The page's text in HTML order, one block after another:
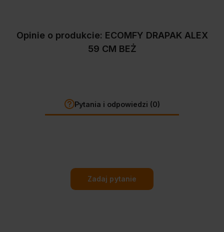
Opinie o produkcie: ECOMFY DRAPAK ALEX
59 CM BEŻ
Pytania i odpowiedzi (0)
Zadaj pytanie